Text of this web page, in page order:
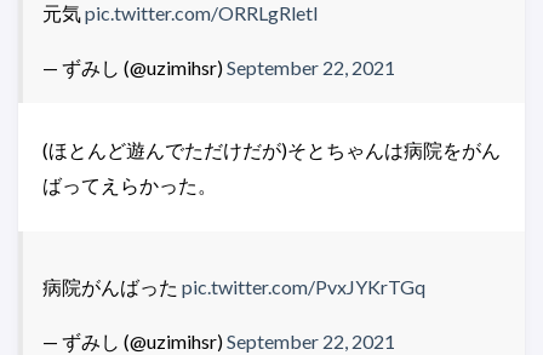
元気pic.twitter.com/ORRLgRletl
— ずみし (@uzimihsr)September 22, 2021
(ほとんど遊んでただけだが)そとちゃんは病院をがん
ばってえらかった。
病院がんばった pic.twitter.com/PvxJYKrTGq
— ずみし (@uzimihsr)September 22, 2021